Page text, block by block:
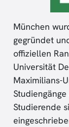
München
gegründet
offiziellen
Universität
Maximilians-
Studierende